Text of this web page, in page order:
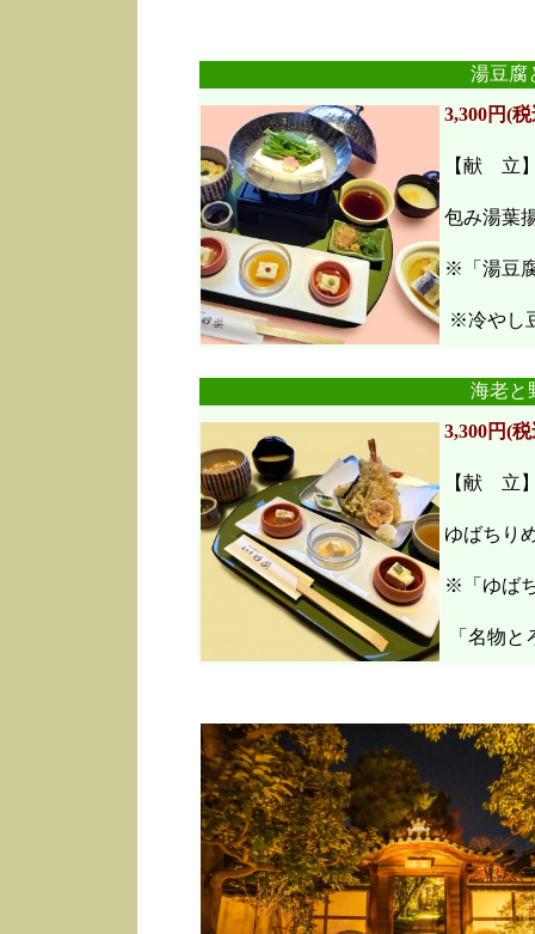
湯豆腐
3,300円(
【献 立
包み湯葉
※「湯豆
※冷やし
海老
3,300円(
【献 立
ゆばちり
※「ゆば
「名物と